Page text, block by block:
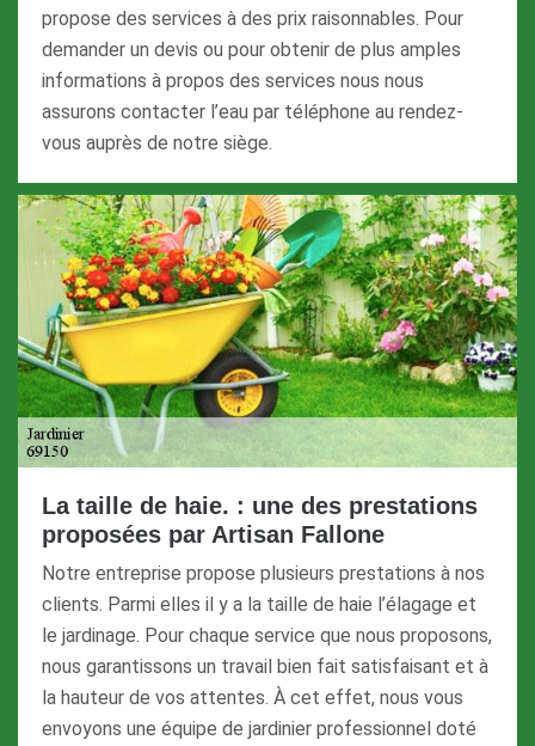
propose des services à des prix raisonnables. Pour
demander un devis ou pour obtenir de plus amples
informations à propos des services nous nous
assurons contacter l’eau par téléphone au rendez-
vous auprès de notre siège.
La taille de haie. : une des prestations
proposées par Artisan Fallone
Notre entreprise propose plusieurs prestations à nos
clients. Parmi elles il y a la taille de haie l’élagage et
le jardinage. Pour chaque service que nous proposons,
nous garantissons un travail bien fait satisfaisant et à
la hauteur de vos attentes. À cet effet, nous vous
envoyons une équipe de jardinier professionnel doté